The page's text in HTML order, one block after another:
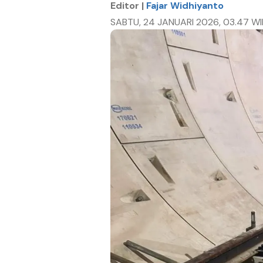
Editor | Fajar Widhiyanto
SABTU, 24 JANUARI 2026, 03.47